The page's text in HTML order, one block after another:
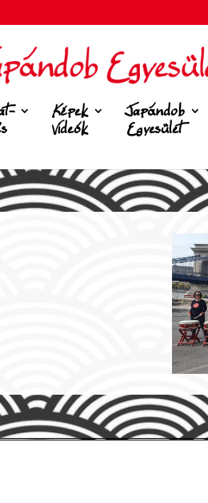
Képek
Videók
Japándob
Egyesület